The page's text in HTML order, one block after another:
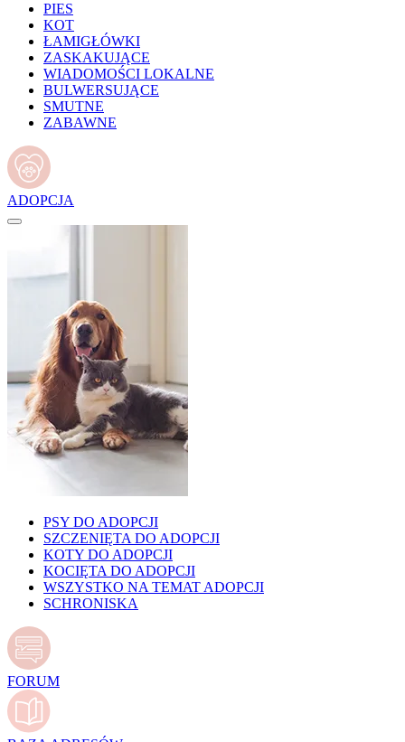
PIES
KOT
ŁAMIGŁÓWKI
ZASKAKUJĄCE
WIADOMOŚCI LOKALNE
BULWERSUJĄCE
SMUTNE
ZABAWNE
ADOPCJA
PSY DO ADOPCJI
SZCZENIĘTA DO ADOPCJI
KOTY DO ADOPCJI
KOCIĘTA DO ADOPCJI
WSZYSTKO NA TEMAT ADOPCJI
SCHRONISKA
FORUM